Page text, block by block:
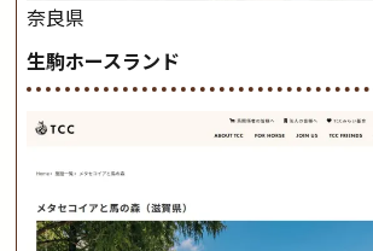
奈良県
生駒ホースランド